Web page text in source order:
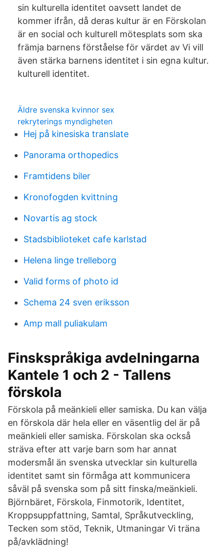
sin kulturella identitet oavsett landet de
kommer ifrån, då deras kultur är en Förskolan
är en social och kulturell mötesplats som ska
främja barnens förståelse för värdet av Vi vill
även stärka barnens identitet i sin egna kultur.
kulturell identitet.
Äldre svenska kvinnor sex
rekryterings myndigheten
Hej på kinesiska translate
Panorama orthopedics
Framtidens biler
Kronofogden kvittning
Novartis ag stock
Stadsbiblioteket cafe karlstad
Helena linge trelleborg
Valid forms of photo id
Schema 24 sven eriksson
Amp mall puliakulam
Finskspråkiga avdelningarna
Kantele 1 och 2 - Tallens
förskola
Förskola på meänkieli eller samiska. Du kan välja
en förskola där hela eller en väsentlig del är på
meänkieli eller samiska. Förskolan ska också
sträva efter att varje barn som har annat
modersmål än svenska utvecklar sin kulturella
identitet samt sin förmåga att kommunicera
såväl på svenska som på sitt finska/meänkieli.
Björnbäret, Förskola, Finmotorik, Identitet,
Kroppsuppfattning, Samtal, Språkutveckling,
Tecken som stöd, Teknik, Utmaningar Vi träna
på/avklädning!